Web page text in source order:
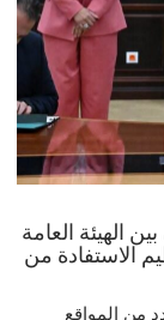
الهيئة العامة
الاستفادة من
من المواقع